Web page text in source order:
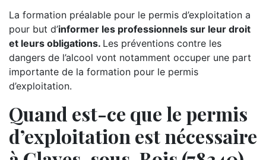
La formation préalable pour le permis d’exploitation a
pour but d’informer les professionnels sur leur droit
et leurs obligations. Les préventions contre les
dangers de l’alcool vont notamment occuper une part
importante de la formation pour le permis
d’exploitation.
Quand est-ce que le permis
d’exploitation est nécessaire